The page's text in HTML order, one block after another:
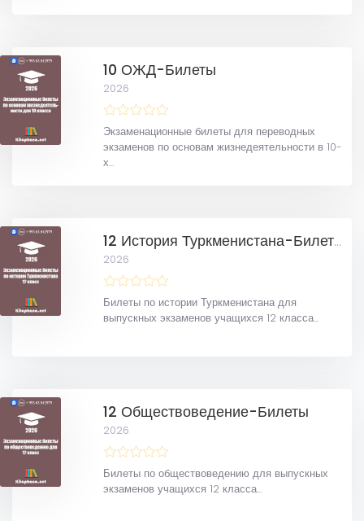
10 ОЖД-Билеты
2026
Экзаменационные билеты для переводных
экзаменов по основам жизнедеятельности в 10-
х...
12 История Туркменистана-Билеты
2026
Билеты по истории Туркменистана для
выпускных экзаменов учащихся 12 класса...
12 Обществоведение-Билеты
2026
Билеты по обществоведению для выпускных
экзаменов учащихся 12 класса...